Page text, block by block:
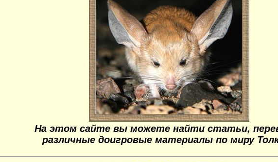
На этом сайте вы можете найти статьи,
различные доигровые материалы по миру